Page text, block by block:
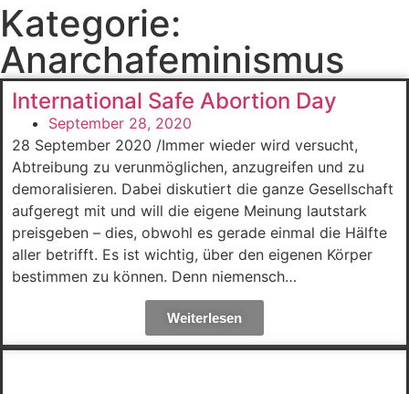
Kategorie:
Anarchafeminismus
International Safe Abortion Day
September 28, 2020
28 September 2020 /Immer wieder wird versucht,
Abtreibung zu verunmöglichen, anzugreifen und zu
demoralisieren. Dabei diskutiert die ganze Gesellschaft
aufgeregt mit und will die eigene Meinung lautstark
preisgeben – dies, obwohl es gerade einmal die Hälfte
aller betrifft. Es ist wichtig, über den eigenen Körper
bestimmen zu können. Denn niemensch…
Weiterlesen